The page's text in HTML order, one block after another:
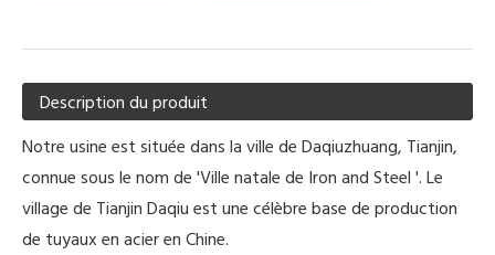
Description du produit
Notre usine est située dans la ville de Daqiuzhuang, Tianjin,
connue sous le nom de 'Ville natale de Iron and Steel '. Le
village de Tianjin Daqiu est une célèbre base de production
de tuyaux en acier en Chine.